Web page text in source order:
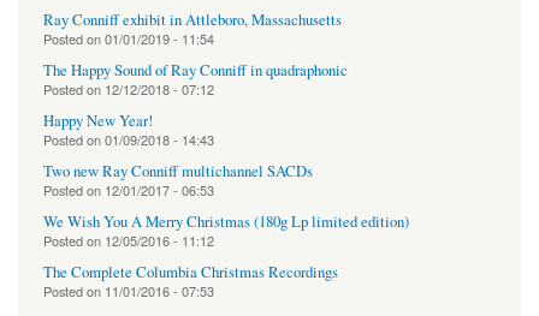
Ray Conniff exhibit in Attleboro, Massachusetts
Posted on01/01/2019 - 11:54
The Happy Sound of Ray Conniff in quadraphonic
Posted on 12/12/2018 - 07:12
Happy New Year!
Posted on01/09/2018 - 14:43
Two new Ray Conniff multichannel SACDs
Posted on 12/01/2017 - 06:53
We Wish You A Merry Christmas (180g Lp limited edition)
Posted on 12/05/2016 - 11:12
The Complete Columbia Christmas Recordings
Posted on 11/01/2016 - 07:53